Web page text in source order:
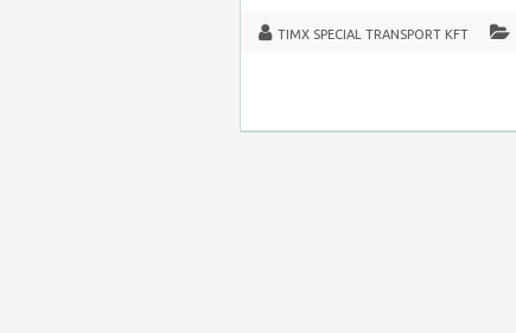
TIMX SPECIAL TRANSPORT KFT